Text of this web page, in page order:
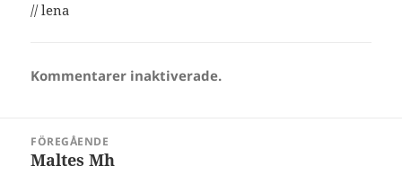
// lena
Kommentarer inaktiverade.
FÖREGÅENDE
Föregående
Maltes Mh